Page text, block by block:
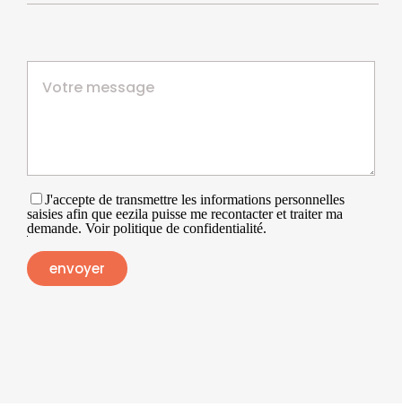
J'accepte de transmettre les informations personnelles
saisies afin que eezila puisse me recontacter et traiter ma
demande. Voir politique de confidentialité.